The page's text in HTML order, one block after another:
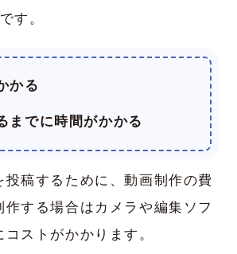
す。
かる
までに時間がかかる
投稿するために、動画制作の費
作する場合はカメラや編集ソフ
コストがかかります。